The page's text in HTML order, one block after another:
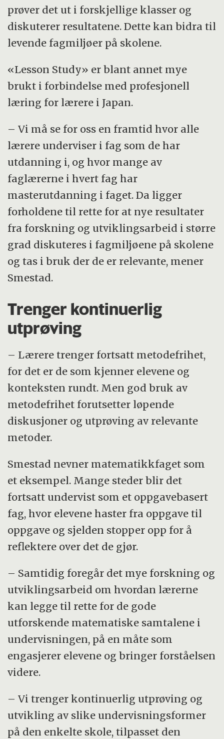
prøver det ut i forskjellige klasser og
diskuterer resultatene. Dette kan bidra til
levende fagmiljøer på skolene.
«Lesson Study» er blant annet mye
brukt i forbindelse med profesjonell
læring for lærere i Japan.
– Vi må se for oss en framtid hvor alle
lærere underviser i fag som de har
utdanning i, og hvor mange av
faglærerne i hvert fag har
masterutdanning i faget. Da ligger
forholdene til rette for at nye resultater
fra forskning og utviklingsarbeid i større
grad diskuteres i fagmiljøene på skolene
og tas i bruk der de er relevante, mener
Smestad.
Trenger kontinuerlig
utprøving
– Lærere trenger fortsatt metodefrihet,
for det er de som kjenner elevene og
konteksten rundt. Men god bruk av
metodefrihet forutsetter løpende
diskusjoner og utprøving av relevante
metoder.
Smestad nevner matematikkfaget som
et eksempel. Mange steder blir det
fortsatt undervist som et oppgavebasert
fag, hvor elevene haster fra oppgave til
oppgave og sjelden stopper opp for å
reflektere over det de gjør.
– Samtidig foregår det mye forskning og
utviklingsarbeid om hvordan lærerne
kan legge til rette for de gode
utforskende matematiske samtalene i
undervisningen, på en måte som
engasjerer elevene og bringer forståelsen
videre.
– Vi trenger kontinuerlig utprøving og
utvikling av slike undervisningsformer
på den enkelte skole, tilpasset den